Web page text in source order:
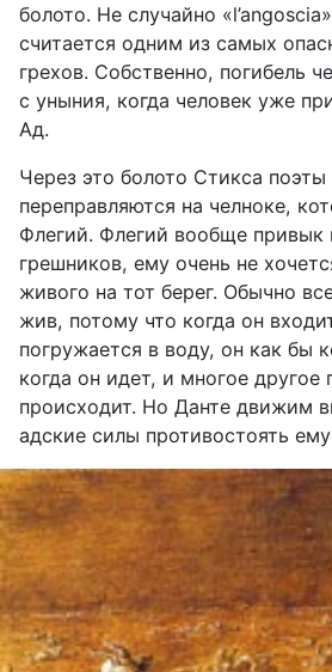
болото. Не случайно «l’angoscia»
считается одним из самых
грехов. Собственно, погибель
с уныния, когда человек уже
Ад.
Через это болото Стикса
переправляются на челноке,
Флегий. Флегий вообще привык
грешников, ему очень не
живого на тот берег. Обычно
жив, потому что когда он
погружается в воду, он как бы
когда он идет, и многое другое
происходит. Но Данте движим
адские силы противостоять